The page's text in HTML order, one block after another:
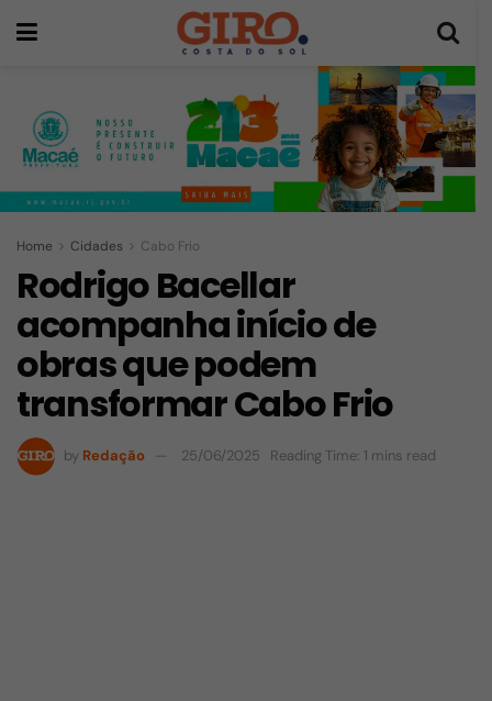
Home Cidades Cabo Frio
Rodrigo Bacellar
acompanha início de
obras que podem
transformar Cabo Frio
by Redação 25/06/2025 Reading Time: 1 mins read